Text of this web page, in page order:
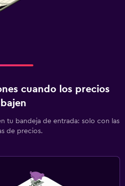
cuando los precios
bajen
tu bandeja de entrada: solo con las
de precios.